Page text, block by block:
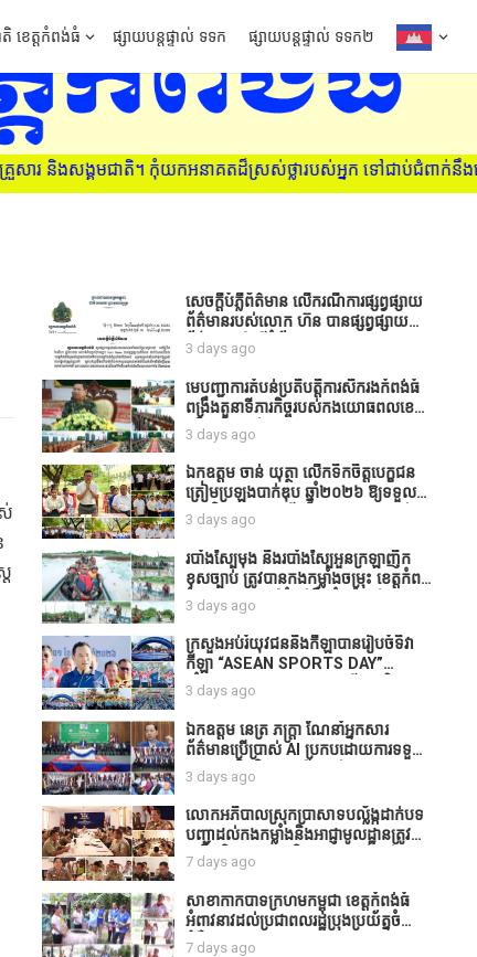
ដ៏ស្រស់ថ្លារបស់អ្នក ទៅជាប់ជំពាក់នឹងគ្រឿងញៀន ស្វែងរកវិជ្ជា
ខេត្តកំពង់ធំ ផ្សាយបន្តផ្ទាល់ ទទក ផ្សាយបន្តផ្ទាល់ ទទក២
សេចក្តីបំភ្លឺព័ត៌មាន លេីករណីការផ្សព្វផ្សាយ
ព័ត៌មានរបស់លោក ហ៊ន បានផ្សព្វផ្សាយ
ព័ត៌មាននៅលើទំព័រ Facebook ឈ្មោះ
Horn News នាថ្ងៃទី​៣ ខែសីហា ឆ្នាំ​
២០២៦ នេះ ដោយបានដាក់ចំណងជើងថា
«ខេត្តកំពង់ធំ សូមសំណូមពរទៅដល់
អភិបាលខេត្តកំពង់ធំប្រសិនបើជាអាចសូម
សម្រាកសិនទៅទុកឲ្យប្រជាពលរដ្ឋរស់ស្រួល
ខ្លះទៅព្រោះឥឡូវដឹងហើយថាពិបាករកលុយ
ណាស់គាត់ដាំដំណាំសឹកសឹងតែខ្ចីលុយ
ធនាគារយកមកដាំ ព្រោះមួយរយៈចុងក្រោយ
នេះផ្ទុះរឿងនៅទឹកដីខេត្តកំពង់ធំច្រើនណាស់
រឿងដីអាស្រ័យផល»
3 days ago
មេបញ្ជាការតំបន់ប្រតិបត្តិការសឹករងកំពង់ធំ
ពង្រឹងតួនាទីភារកិច្ចរបស់កងយោធពលខេមរ
ភូមិន្ទ និងដាក់ចេញនូវបទបញ្ជាមួយ
ចំនួនជូនដល់កងកម្លាំងក្រោមឱវាទ
3 days ago
ឯកឧត្តម ចាន់ យុត្ថា លើកទឹកចិត្តបេក្ខជន
ត្រៀមប្រឡងបាក់ឌុប ឆ្នាំ២០២៦ ឱ្យទទួល
បាននិទ្ទេសល្អប្រសើរ និងទទួលបានរង្វាន់
បន្ថែមពីក្រុមការងារ
3 days ago
របាំង​ស្បៃ​មុង​ និង​របាំង​ស្បៃ​អួន​ក្រឡា​ញឹក​
ខុស​ច្បាប់​ ត្រូវ​បាន​កងកម្លាំង​ចម្រុះ​ ខេត្តកំពង់​
ធំ​ បង្ក្រាប​បាន​នៅ​តំបន់​បឹង​ធំ​ ឃុំ​ផាត់​
សណ្តាយ ​ក្នុង​រដូវ​បិទ​នេសាទ
3 days ago
ក្រសួងអប់រំយុវជននិងកីឡាបានរៀបចំទិវា
កីឡា “ASEAN SPORTS DAY”
ឆ្នាំ២០២៦ ក្រោមប្រធានបទ«កីឡាបរិយាបន្ន
ដើម្បីសុខដុមរមនានៅក្នុង សង្គម” ក្នុងខេត្ត
កំពង់ធំ( Video inside)
3 days ago
ឯកឧត្តម នេត្រ ភក្ត្រា ណែនាំអ្នកសារ
ព័ត៌មានប្រើប្រាស់ AI ប្រកបដោយការទទួល
ខុសត្រូវ និងមិនត្រូវប្រើប្រាស់ AI ឱ្យ
សរសេរពព័ត៌មាន ដោយមិនបានផ្ទៀងផ្ទាត់
ព្រោះ AI មិនមែនជាអ្នកទទួលខុសត្រូវនៃ
អត្ថបទព័ត៌មាននោះទេ
3 days ago
លោកអភិបាលស្រុកប្រាសាទបល្ល័ង្កដាក់បទ
បញ្ជាដល់កងកម្លាំងនិងអាជ្ញាមូលដ្ឋានត្រូវ
ពង្រឹងកិច្ចការងារសន្តិសុខសណ្ដាប់ធ្នាប់ក្នុង
មូលដ្ឋានឲ្យបានល្អជូនប្រជាពលរដ្ឋ
7 days ago
សាខាកាកបាទក្រហមកម្ពុជា ខេត្តកំពង់ធំ
អំពាវនាវដល់ប្រជាពលរដ្ឋប្រុងប្រយ័ត្នចំពោះ
ជំងឺគ្រុនឈាម
7 days ago